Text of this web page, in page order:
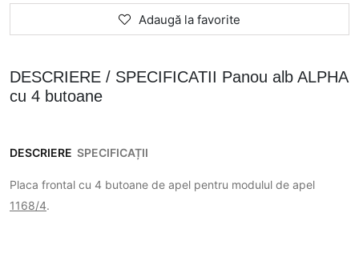
Adaugă la favorite
DESCRIERE / SPECIFICATII Panou alb ALPHA
cu 4 butoane
DESCRIERE SPECIFICAȚII
Placa frontal cu 4 butoane de apel pentru modulul de apel
1168/4.